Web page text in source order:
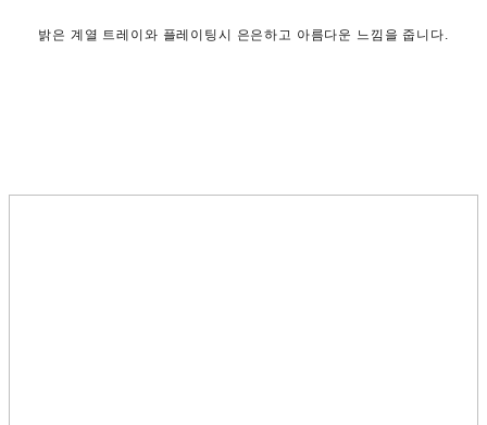
밝은 계열 트레이와 플레이팅시 은은하고 아름다운 느낌을 줍니다.